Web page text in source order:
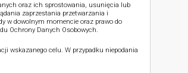
oraz ich sprostowania, usunięcia lub
zaprzestania przetwarzania i
w dowolnym momencie oraz prawo do
Ochrony Danych Osobowych.
wskazanego celu. W przypadku niepodania